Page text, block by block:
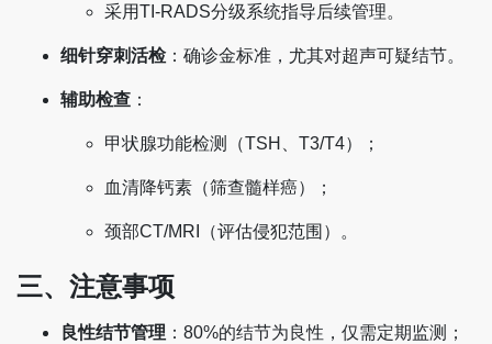
采用TI-RADS分级系统指导后续管理。
细针穿刺活检‌：确诊金标准，尤其对超声可疑结节‌。
辅助检查 ‌：
甲状腺功能检测（TSH、T3/T4）‌；
血清降钙素（筛查髓样癌）‌；
颈部CT/MRI（评估侵犯范围）‌。
三、注意事项
良性结节管理 ‌：80%的结节为良性，仅需定期监测；